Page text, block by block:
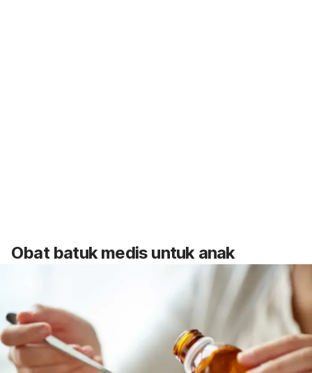
Obat batuk medis untuk anak